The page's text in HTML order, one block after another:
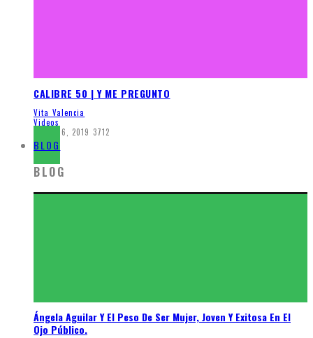
CALIBRE 50 | Y ME PREGUNTO
Vita Valencia
Videos
agosto 6, 2019 3712
BLOG
BLOG
Ángela Aguilar Y El Peso De Ser Mujer, Joven Y Exitosa En El
Ojo Público.